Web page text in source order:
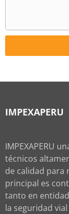
IMPEXAPERU
IMPEXAPERU
técnicos
de calidad para
principal es
tanto en
la seguridad